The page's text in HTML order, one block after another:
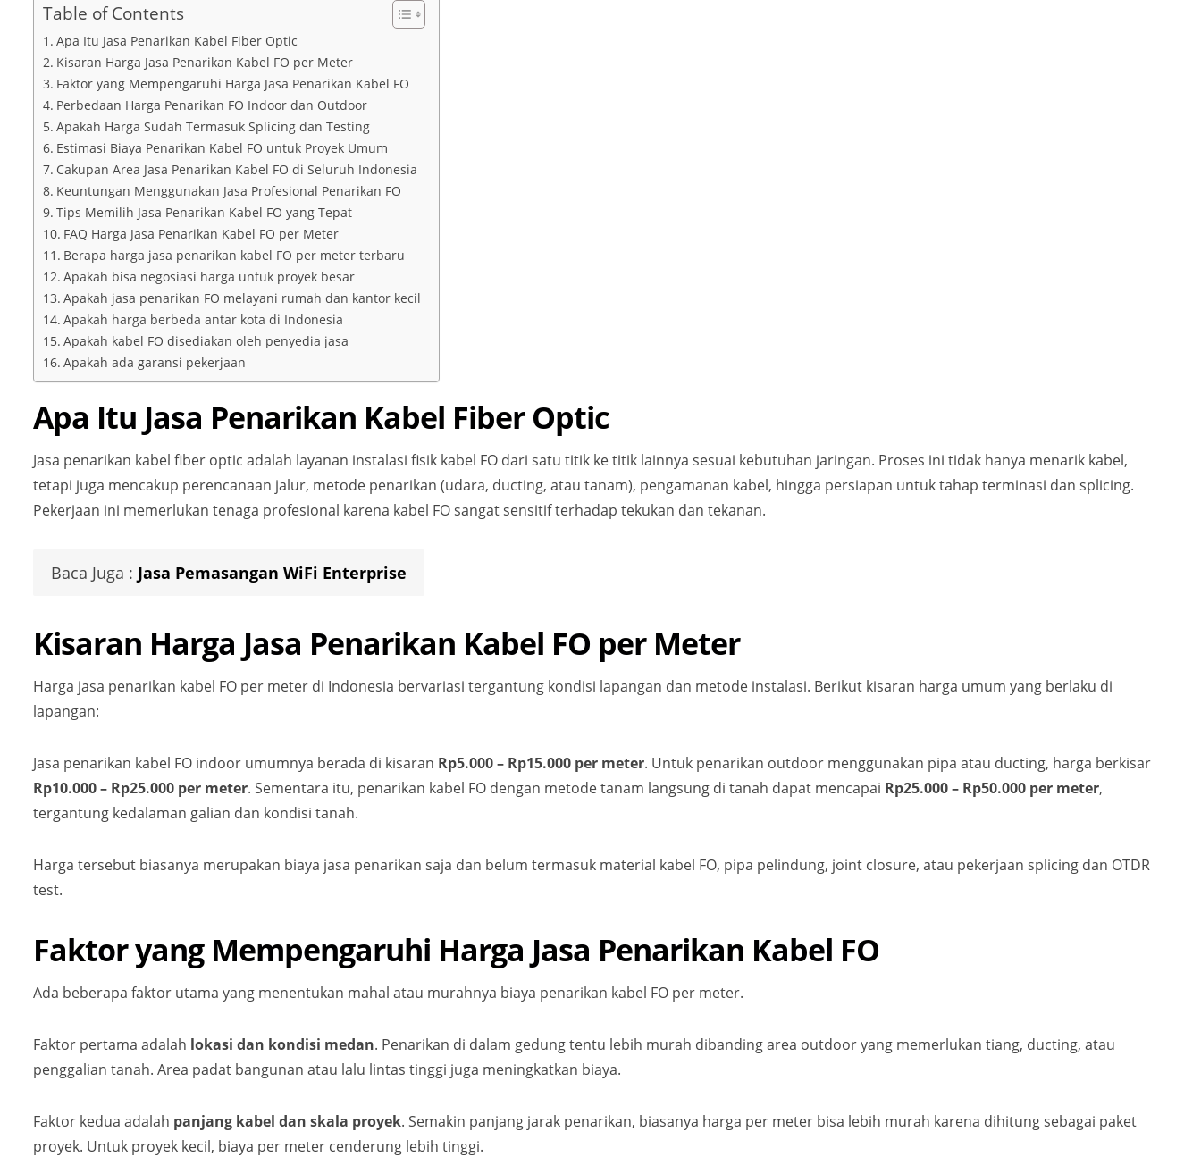
Table of Contents
Apa Itu Jasa Penarikan Kabel Fiber Optic
Kisaran Harga Jasa Penarikan Kabel FO per Meter
Faktor yang Mempengaruhi Harga Jasa Penarikan Kabel FO
Perbedaan Harga Penarikan FO Indoor dan Outdoor
Apakah Harga Sudah Termasuk Splicing dan Testing
Estimasi Biaya Penarikan Kabel FO untuk Proyek Umum
Cakupan Area Jasa Penarikan Kabel FO di Seluruh Indonesia
Keuntungan Menggunakan Jasa Profesional Penarikan FO
Tips Memilih Jasa Penarikan Kabel FO yang Tepat
FAQ Harga Jasa Penarikan Kabel FO per Meter
Berapa harga jasa penarikan kabel FO per meter terbaru
Apakah bisa negosiasi harga untuk proyek besar
Apakah jasa penarikan FO melayani rumah dan kantor kecil
Apakah harga berbeda antar kota di Indonesia
Apakah kabel FO disediakan oleh penyedia jasa
Apakah ada garansi pekerjaan
Apa Itu Jasa Penarikan Kabel Fiber Optic
Jasa penarikan kabel fiber optic adalah layanan instalasi fisik kabel FO dari satu titik ke titik lainnya sesuai kebutuhan jaringan. Proses ini tidak hanya menarik kabel,
tetapi juga mencakup perencanaan jalur, metode penarikan (udara, ducting, atau tanam), pengamanan kabel, hingga persiapan untuk tahap terminasi dan splicing.
Pekerjaan ini memerlukan tenaga profesional karena kabel FO sangat sensitif terhadap tekukan dan tekanan.
Baca Juga : Jasa Pemasangan WiFi Enterprise
Kisaran Harga Jasa Penarikan Kabel FO per Meter
Harga jasa penarikan kabel FO per meter di Indonesia bervariasi tergantung kondisi lapangan dan metode instalasi. Berikut kisaran harga umum yang berlaku di
lapangan:
Jasa penarikan kabel FO indoor umumnya berada di kisaran Rp5.000 – Rp15.000 per meter. Untuk penarikan outdoor menggunakan pipa atau ducting, harga berkisar
Rp10.000 – Rp25.000 per meter. Sementara itu, penarikan kabel FO dengan metode tanam langsung di tanah dapat mencapai Rp25.000 – Rp50.000 per meter,
tergantung kedalaman galian dan kondisi tanah.
Harga tersebut biasanya merupakan biaya jasa penarikan saja dan belum termasuk material kabel FO, pipa pelindung, joint closure, atau pekerjaan splicing dan OTDR
test.
Faktor yang Mempengaruhi Harga Jasa Penarikan Kabel FO
Ada beberapa faktor utama yang menentukan mahal atau murahnya biaya penarikan kabel FO per meter.
Faktor pertama adalah lokasi dan kondisi medan. Penarikan di dalam gedung tentu lebih murah dibanding area outdoor yang memerlukan tiang, ducting, atau
penggalian tanah. Area padat bangunan atau lalu lintas tinggi juga meningkatkan biaya.
Faktor kedua adalah panjang kabel dan skala proyek. Semakin panjang jarak penarikan, biasanya harga per meter bisa lebih murah karena dihitung sebagai paket
proyek. Untuk proyek kecil, biaya per meter cenderung lebih tinggi.